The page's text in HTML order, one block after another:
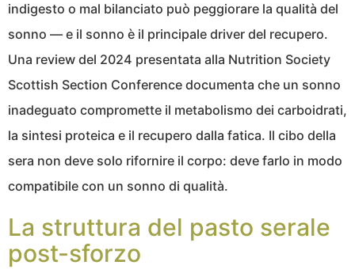
indigesto o mal bilanciato può peggiorare la qualità del
sonno — e il sonno è il principale driver del recupero.
Una review del 2024 presentata alla Nutrition Society
Scottish Section Conference documenta che un sonno
inadeguato compromette il metabolismo dei carboidrati,
la sintesi proteica e il recupero dalla fatica. Il cibo della
sera non deve solo rifornire il corpo: deve farlo in modo
compatibile con un sonno di qualità.
La struttura del pasto serale
post-sforzo